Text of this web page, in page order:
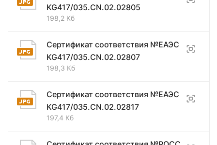
KG417/035.CN.02.02805
198,2 Кб
Сертификат соответствия №ЕАЭС
KG417/035.CN.02.02807
198,3 Кб
Сертификат соответствия №ЕАЭС
KG417/035.CN.02.02817
197,4 Кб